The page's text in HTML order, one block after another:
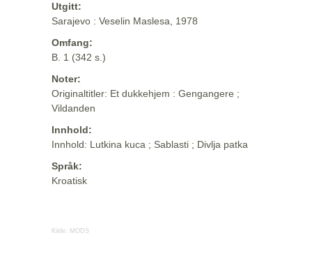
Utgitt:
Sarajevo : Veselin Maslesa, 1978
Omfang:
B. 1 (342 s.)
Noter:
Originaltitler: Et dukkehjem : Gengangere ;
Vildanden
Innhold:
Innhold: Lutkina kuca ; Sablasti ; Divlja patka
Språk:
Kroatisk
Kilde: MODS